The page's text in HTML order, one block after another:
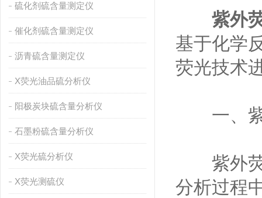
硫化剂硫含量测定仪
催化剂硫含量测定仪
沥青硫含量测定仪
X荧光油品硫分析仪
阳极炭块硫含量分析仪
石墨粉硫含量分析仪
X荧光硫分析仪
X荧光测硫仪
紫外
基于化学
荧光技术
一、紫
紫外荧
分析过程